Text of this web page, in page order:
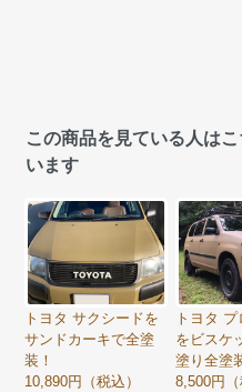
この商品を見ている人は
います
トヨタ サクシードを
サンドカーキで全塗
装！
10,890円（税込）
トヨタ
をビスケ
塗り全塗
8,500円（